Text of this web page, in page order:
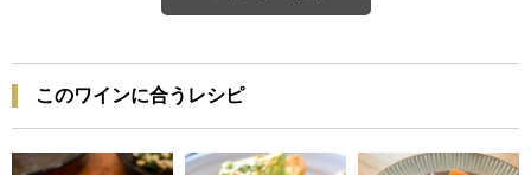
このワインに合うレシピ